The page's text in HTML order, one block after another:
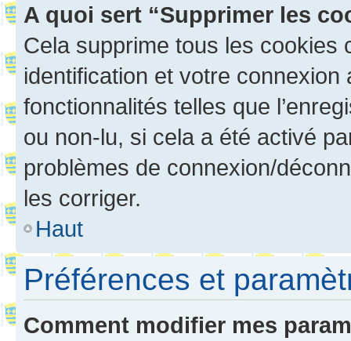
A quoi sert “Supprimer les
Cela supprime tous les cookies
identification et votre
fonctionnalités telles que
ou non-lu, si cela a été activé
problèmes de connexion/
les corriger.
Haut
Préférences et
Comment modifier mes